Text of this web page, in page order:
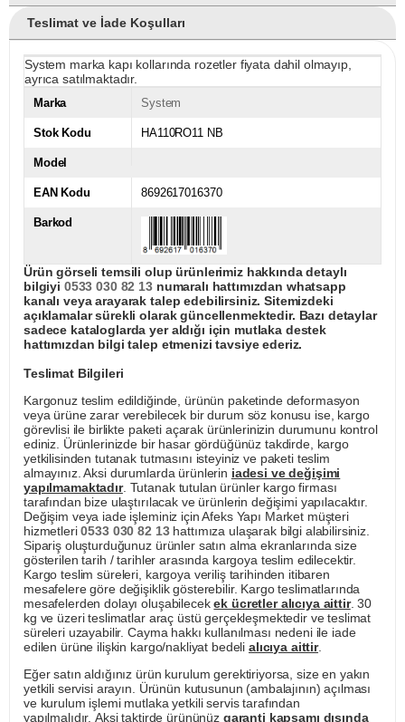
Teslimat ve İade Koşulları
System marka kapı kollarında rozetler fiyata dahil olmayıp,
ayrıca satılmaktadır.
Marka System
Stok Kodu HA110RO11 NB
Model
EAN Kodu 8692617016370
Barkod
Ürün görseli temsili olup ürünlerimiz hakkında detaylı
bilgiyi 0533 030 82 13numaralı hattımızdan whatsapp
kanalı veya arayarak talep edebilirsiniz. Sitemizdeki
açıklamalar sürekli olarak güncellenmektedir. Bazı detaylar
sadece kataloglarda yer aldığı için mutlaka destek
hattımızdan bilgi talep etmenizi tavsiye ederiz.
Teslimat Bilgileri
Kargonuz teslim edildiğinde, ürünün paketinde deformasyon
veya ürüne zarar verebilecek bir durum söz konusu ise, kargo
görevlisi ile birlikte paketi açarak ürünlerinizin durumunu kontrol
ediniz. Ürünlerinizde bir hasar gördüğünüz takdirde, kargo
yetkilisinden tutanak tutmasını isteyiniz ve paketi teslim
almayınız. Aksi durumlarda ürünlerin iadesi ve değişimi
yapılmamaktadır. Tutanak tutulan ürünler kargo firması
tarafından bize ulaştırılacak ve ürünlerin değişimi yapılacaktır.
Değişim veya iade işleminiz için Afeks Yapı Market müşteri
hizmetleri0533 030 82 13hattımıza ulaşarak bilgi alabilirsiniz.
Sipariş oluşturduğunuz ürünler satın alma ekranlarında size
gösterilen tarih / tarihler arasında kargoya teslim edilecektir.
Kargo teslim süreleri, kargoya veriliş tarihinden itibaren
mesafelere göre değişiklik gösterebilir. Kargo teslimatlarında
mesafelerden dolayı oluşabilecekek ücretler alıcıya aittir. 30
kg ve üzeri teslimatlar araç üstü gerçekleşmektedir ve teslimat
süreleri uzayabilir. Cayma hakkı kullanılması nedeni ile iade
edilen ürüne ilişkin kargo/nakliyat bedeli alıcıya aittir.
Eğer satın aldığınız ürün kurulum gerektiriyorsa, size en yakın
yetkili servisi arayın. Ürünün kutusunun (ambalajının) açılması
ve kurulum işlemi mutlaka yetkili servis tarafından
yapılmalıdır. Aksi taktirde ürününüz garanti kapsamı dışında